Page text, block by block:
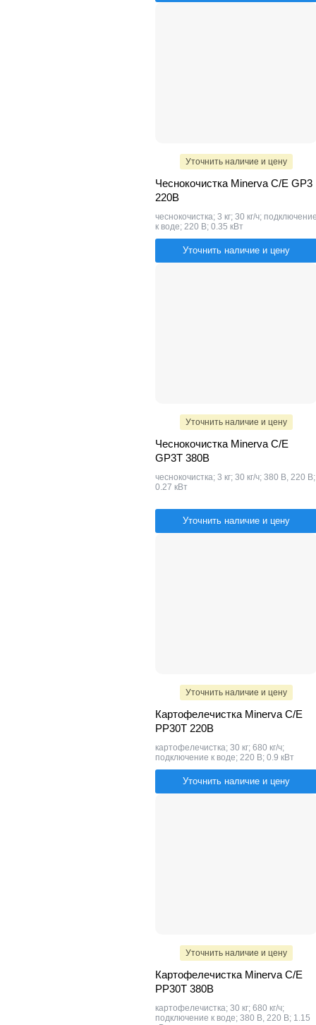
Уточнить наличие и цену
Чеснокочистка Minerva C/E GP3
220В
чеснокочистка; 3 кг; 30 кг/ч;
к воде; 220 В; 0.35 кВт
Уточнить наличие и цену
Уточнить наличие и цену
Чеснокочистка Minerva C/E
GP3T 380В
чеснокочистка; 3 кг; 30 кг/ч; 380 В, 220 В;
0.27 кВт
Уточнить наличие и цену
Уточнить наличие и цену
Картофелечистка Minerva C/E
PP30T 220В
картофелечистка; 30 кг; 680 кг/ч;
подключение к воде; 220 В; 0.9 кВт
Уточнить наличие и цену
Уточнить наличие и цену
Картофелечистка Minerva C/E
PP30T 380В
картофелечистка; 30 кг; 680 кг/ч;
подключение к воде; 380 В, 220 В; 1.15